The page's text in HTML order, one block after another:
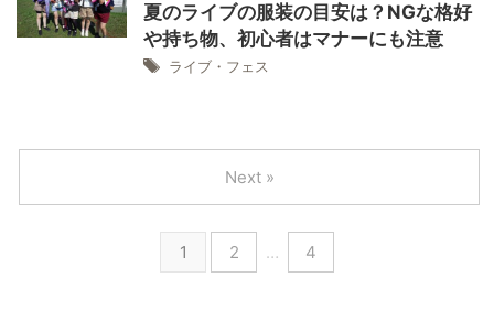
夏のライブの服装の目安は？NGな格好
や持ち物、初心者はマナーにも注意
ライブ・フェス
1 2 … 4
Next »